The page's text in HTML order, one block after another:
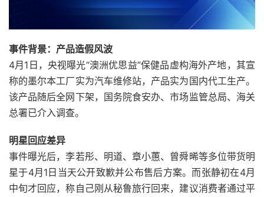
事件背景：产品造假风波
4月1日，央视曝光“澳洲优思益”保健品虚构海外产地，其宣
称的墨尔本工厂实为汽车维修站，产品实为国内代工生产。
该产品随后全网下架，国务院食安办、市场监管总局、海关
总署已介入调查。
明星回应差异
事件曝光后，李若彤、明道、章小蕙、曾舜晞等多位带货明
星于4月1日当天公开致歉并公布售后方案。而张静初在4月
中旬才回应，称自己刚从秘鲁旅行回来，建议消费者通过平